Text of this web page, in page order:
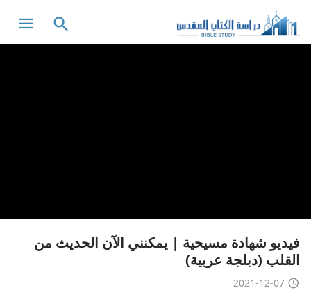
فيديو شهادة مسيحية | يمكنني الآن الحديث من
القلب (دبلجة عربية)
2021-12-07